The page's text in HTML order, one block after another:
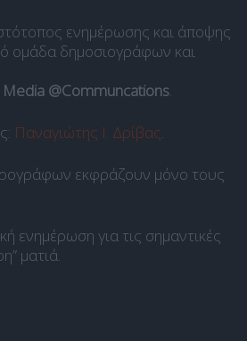
ενημέρωσης και άποψης
ομάδα δημοσιογράφων και
Media @Communcations.
Παναγιώτης Ι. Δρίβας.
εκφράζουν μόνο τους
ενημέρωση για τις σημαντικές
ματιά.